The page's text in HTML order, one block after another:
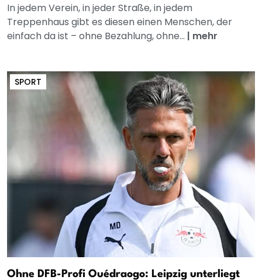
In jedem Verein, in jeder Straße, in jedem
Treppenhaus gibt es diesen einen Menschen, der
einfach da ist – ohne Bezahlung, ohne... | mehr
SPORT
Ohne DFB-Profi Ouédraogo: Leipzig unterliegt